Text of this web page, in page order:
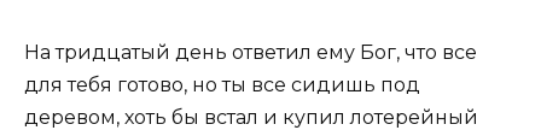
На тридцатый день ответил ему Бог, что все
для тебя готово, но ты все сидишь под
деревом, хоть бы встал и купил лотерейный